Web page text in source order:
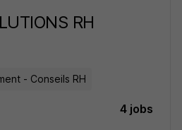
RH
- Conseils RH
4 jobs